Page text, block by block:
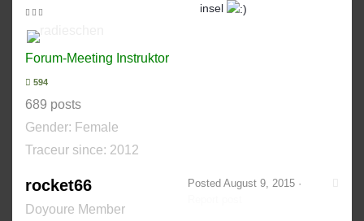
Forum-Meeting Instruktor
594
689 posts
Gender: Female
Traceur since: 2012
insel
rocket66
Doyoure Member
Posted August 9, 2015 ·